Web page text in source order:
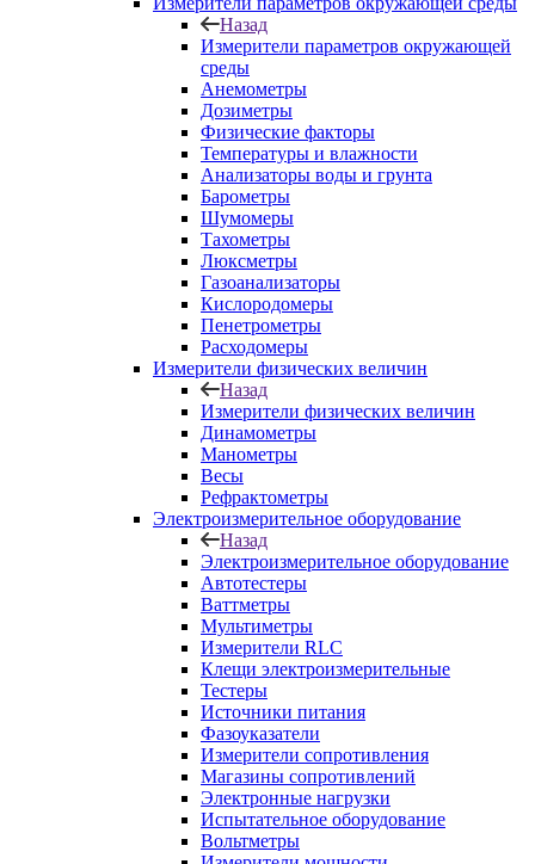
Назад
Измерители параметров окружающей
среды
Анемометры
Дозиметры
Физические факторы
Температуры и влажности
Анализаторы воды и грунта
Барометры
Шумомеры
Тахометры
Люксметры
Газоанализаторы
Кислородомеры
Пенетрометры
Расходомеры
Измерители физических величин
Назад
Измерители физических величин
Динамометры
Манометры
Весы
Рефрактометры
Электроизмерительное оборудование
Назад
Электроизмерительное оборудование
Автотестеры
Ваттметры
Мультиметры
Измерители RLC
Клещи электроизмерительные
Тестеры
Источники питания
Фазоуказатели
Измерители сопротивления
Магазины сопротивлений
Электронные нагрузки
Испытательное оборудование
Вольтметры